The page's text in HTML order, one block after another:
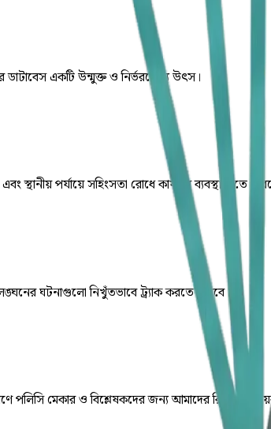
একটি উন্মুক্ত ও নির্ভরযোগ্য উৎস।
পর্যায়ে সহিংসতা রোধে কার্যকর ব্যবস্থা নিতে
ঘটনাগুলো নিখুঁতভাবে ট্র্যাক করতে পারবে।
পলিসি মেকার ও বিশ্লেষকদের জন্য আমাদের রিপোর্ট